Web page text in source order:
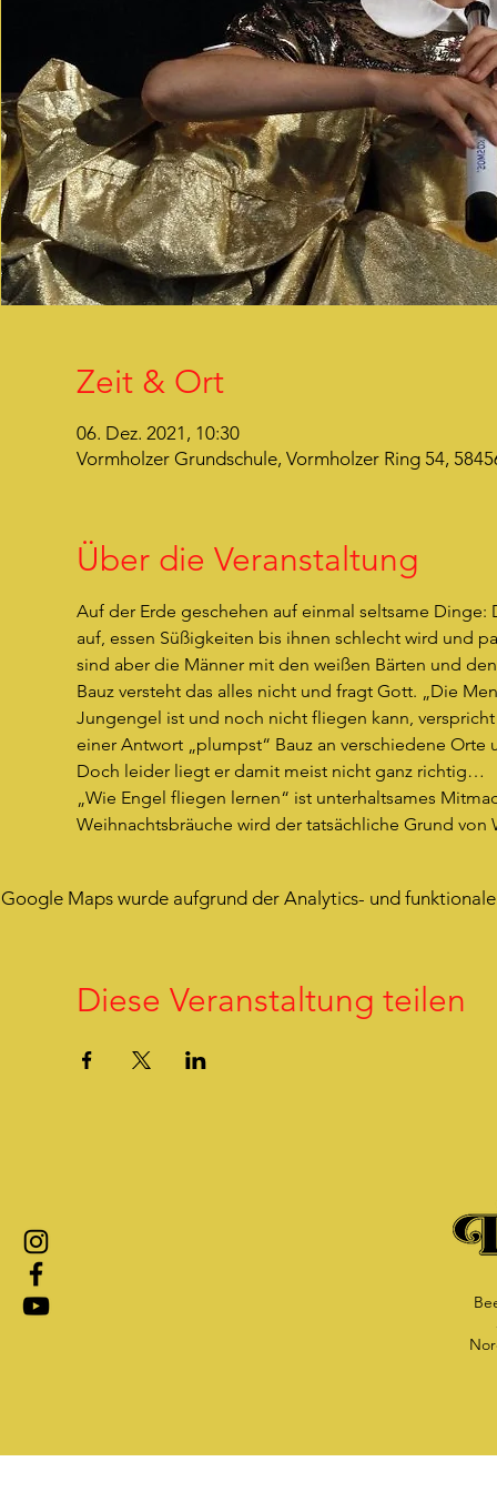
Zeit & Ort
06. Dez. 2021, 10:30
Vormholzer Grundschule, Vormholzer Ring 54,
Über die Veranstaltung
Auf der Erde geschehen auf einmal seltsame
auf, essen Süßigkeiten bis ihnen schlecht wird und
sind aber die Männer mit den weißen Bärten und
Bauz versteht das alles nicht und fragt Gott. „Die
Jungengel ist und noch nicht fliegen kann,
einer Antwort „plumpst“ Bauz an verschiedene
Doch leider liegt er damit meist nicht ganz richtig…
„Wie Engel fliegen lernen“ ist unterhaltsames
Weihnachtsbräuche wird der tatsächliche Grund
Google Maps wurde aufgrund der Analytics- und
Diese Veranstaltung teilen